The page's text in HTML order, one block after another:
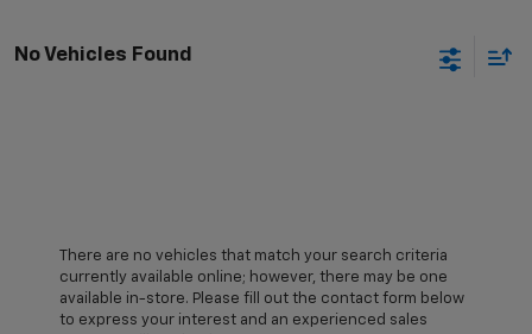
No Vehicles Found
There are no vehicles that match your search criteria
currently available online; however, there may be one
available in-store. Please fill out the contact form below
to express your interest and an experienced sales